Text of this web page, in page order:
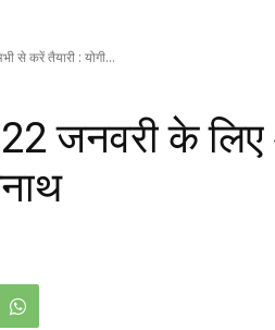
से करें तैयारी : योगी...
22 जनवरी के